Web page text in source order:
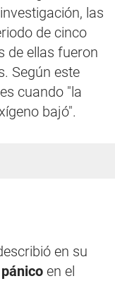
las
de cinco
de ellas fueron
Según este
cuando "la
bajó".
en su
en el